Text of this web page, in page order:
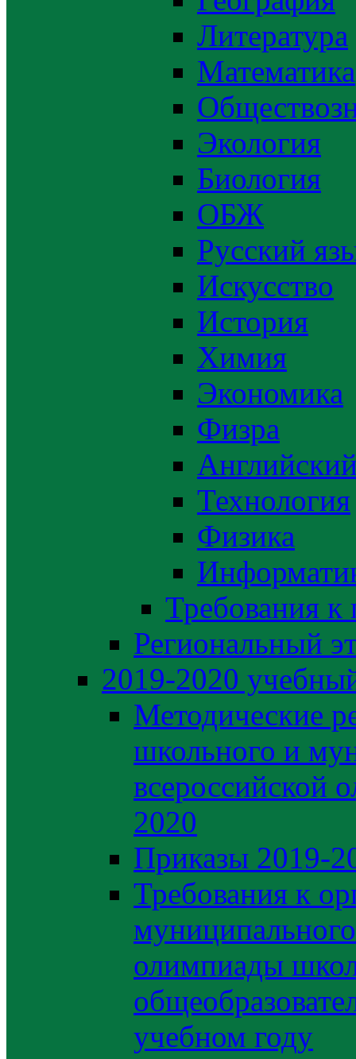
Литература
Математика
Экология
Биология
ОБЖ
Русский
Искусство
История
Химия
Экономика
Физра
Технология
Физика
Требования
Региональный
2019-2020
Методические
школьного и
всероссийской
2020
Приказы 2019-
Требования к
олимпиады
учебном году